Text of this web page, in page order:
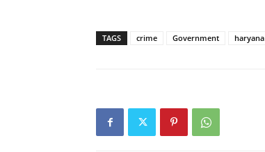
TAGS crime Government haryana